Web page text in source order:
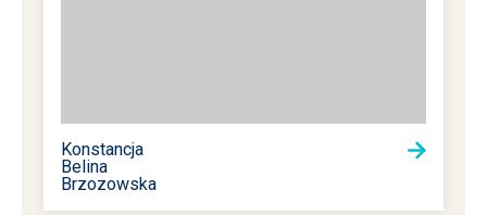
Konstancja
Belina
Brzozowska